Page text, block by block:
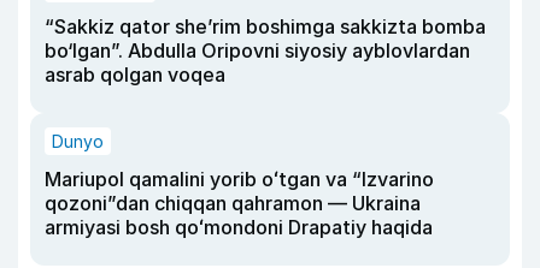
“Sakkiz qator she’rim boshimga sakkizta bomba
bo‘lgan”. Abdulla Oripovni siyosiy ayblovlardan
asrab qolgan voqea
Dunyo
Mariupol qamalini yorib oʻtgan va “Izvarino
qozoni”dan chiqqan qahramon — Ukraina
armiyasi bosh qoʻmondoni Drapatiy haqida